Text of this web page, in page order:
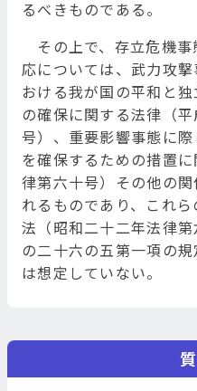
るべきものである。
その上で、存立危機事
応については、武力攻
おける我が国の平和と
の確保に関する法律（
号）、重要影響事態に
を確保するための措置
律第六十号）その他の
れるものであり、これ
法（昭和二十二年法律
の二十六の五第一項の
は想定していない。